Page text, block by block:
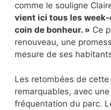
comme le souligne
vient ici tous les week-
coin de bonheur. » Ce
renouveau, une
mesure de ses
Les retombées de
remarquables, avec
fréquentation du parc.